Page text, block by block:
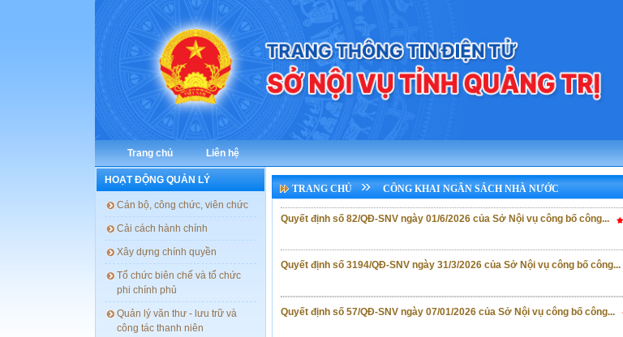
Trang chủ Liên hệ
HOẠT ĐỘNG QUẢN LÝ
cán bộ, công chức, viên chức
cải cách hành chính
xây dựng chính quyền
tổ chức biên chế và tổ chức
phi chính phủ
quản lý văn thư - lưu trữ và
công tác thanh niên
TRANG CHỦ CÔNG KHAI NGÂN SÁCH NHÀ NƯỚC
Quyết định số 82/QĐ-SNV ngày 01/6/2026 của Sở Nội vụ công bố công...
Quyết định số 3194/QĐ-SNV ngày 31/3/2026 của Sở Nội vụ công bố công...
Quyết định số 57/QĐ-SNV ngày 07/01/2026 của Sở Nội vụ công bố công...